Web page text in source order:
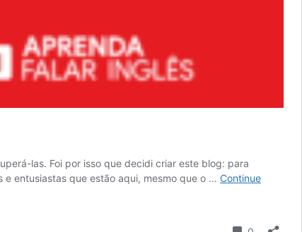
las. Foi por isso que decidi criar este blog: para
entusiastas que estão aqui, mesmo que o … Continue